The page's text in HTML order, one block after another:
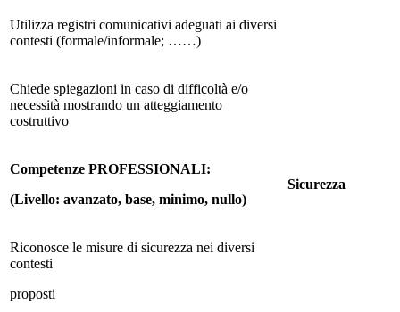
Utilizza registri comunicativi adeguati ai diversi
contesti (formale/informale; ……)
Chiede spiegazioni in caso di difficoltà e/o
necessità mostrando un atteggiamento
costruttivo
Competenze PROFESSIONALI:
(Livello: avanzato, base, minimo, nullo)
Sicurezza
Riconosce le misure di sicurezza nei diversi
contesti
proposti